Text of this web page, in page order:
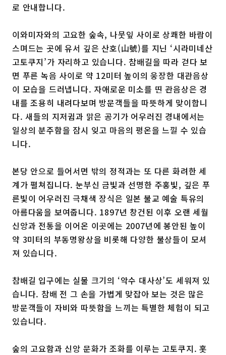
로 안내합니다.
이와미자와의 고요한 숲속, 나뭇잎 사이로 상쾌한 바람이
스며드는 곳에 유서 깊은 산호(山號)를 지닌 ‘시라미네산
고토쿠지’가 자리하고 있습니다. 참배길을 따라 걷다 보
면 푸른 녹음 사이로 약 12미터 높이의 웅장한 대관음상
이 모습을 드러냅니다. 자애로운 미소를 띤 관음상은 경
내를 조용히 내려다보며 방문객들을 따뜻하게 맞이합니
다. 새들의 지저귐과 맑은 공기가 어우러진 경내에서는
일상의 분주함을 잠시 잊고 마음의 평온을 느낄 수 있습
니다.
본당 안으로 들어서면 밖의 정적과는 또 다른 화려한 세
계가 펼쳐집니다. 눈부신 금빛과 선명한 주홍빛, 깊은 푸
른빛이 어우러진 극채색 장식은 일본 불교 예술 특유의
아름다움을 보여줍니다. 1897년 창건된 이후 오랜 세월
신앙과 전통을 이어온 이곳에는 2007년에 봉안된 높이
약 3미터의 부동명왕상을 비롯해 다양한 불상들이 모셔
져 있습니다.
참배길 입구에는 실물 크기의 ‘악수 대사상’도 세워져 있
습니다. 참배 전 그 손을 가볍게 맞잡아 보는 것은 많은
방문객들이 자비와 따뜻함을 느끼는 특별한 체험이 되고
있습니다.
숲의 고요함과 신앙 문화가 조화를 이루는 고토쿠지. 홋